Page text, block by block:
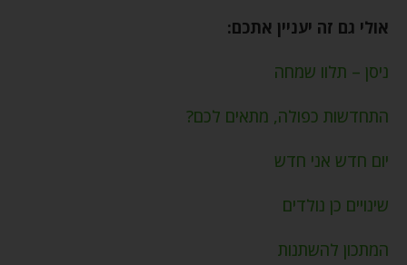
אולי גם זה יעניין אתכם:
ניסן – תלוו שמחה
התחדשות כפולה, מתאים לכם?
יום חדש אני חדש
שינויים כן נולדים
המתכון להשתנות